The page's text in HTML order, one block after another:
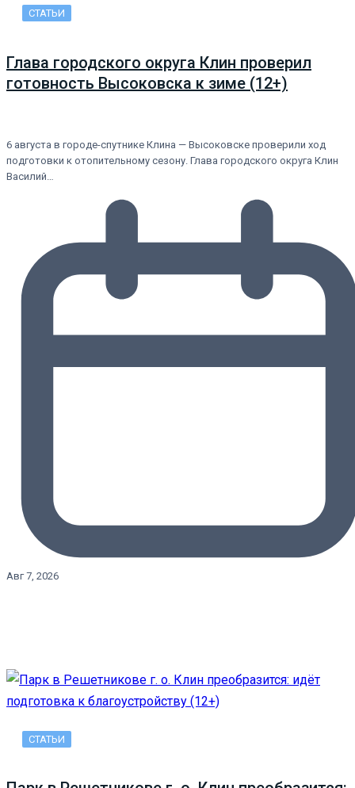
СТАТЬИ
Глава городского округа Клин проверил
готовность Высоковска к зиме (12+)
6 августа в городе-спутнике Клина — Высоковске проверили ход
подготовки к отопительному сезону. Глава городского округа Клин
Василий…
Авг 7, 2026
СТАТЬИ